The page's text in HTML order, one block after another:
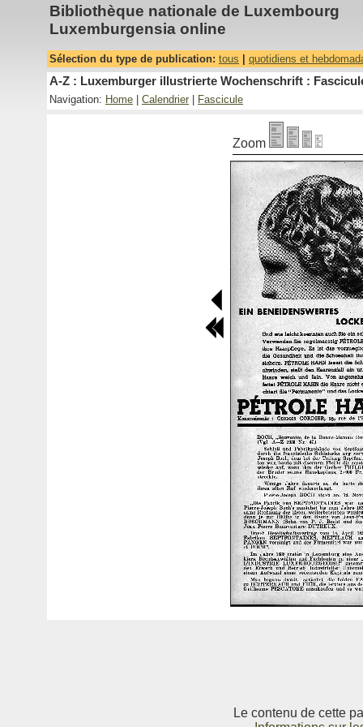
Bibliothèque nationale de Luxembourg
Luxemburgensia online
Sélection du type de publication: tous quotidiens et
A-Z : Luxemburger illustrierte Wochenschrift :
Navigation: Home Calendrier Fascicule
Zoom
Le contenu de cette